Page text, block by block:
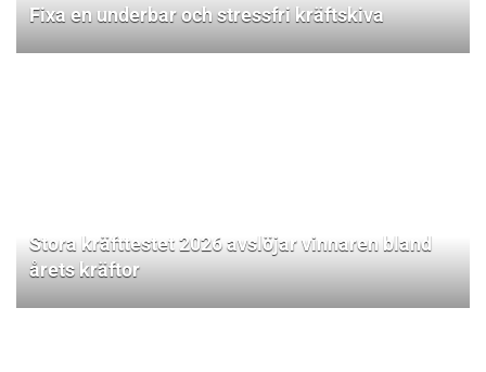
Fixa en underbar och stressfri kräftskiva
Stora kräfttestet 2026 avslöjar vinnaren bland
årets kräftor